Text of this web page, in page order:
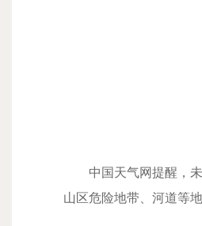
中国天气网提醒，未
山区危险地带、河道等